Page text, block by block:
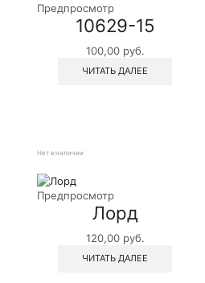
Предпросмотр
10629-15
100,00 руб.
ЧИТАТЬ ДАЛЕЕ
Нет в наличии
Предпросмотр
Лорд
120,00 руб.
ЧИТАТЬ ДАЛЕЕ